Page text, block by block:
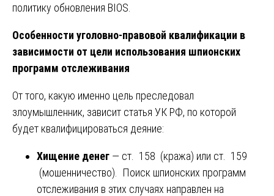
политику обновления BIOS.
Особенности уголовно-правовой квалификации в
зависимости от цели использования шпионских
программ отслеживания
От того, какую именно цель преследовал
злоумышленник, зависит статья УК РФ, по которой
будет квалифицироваться деяние:
Хищение денег — ст. 158 (кража) или ст. 159
(мошенничество). Поиск шпионских программ
отслеживания в этих случаях направлен на